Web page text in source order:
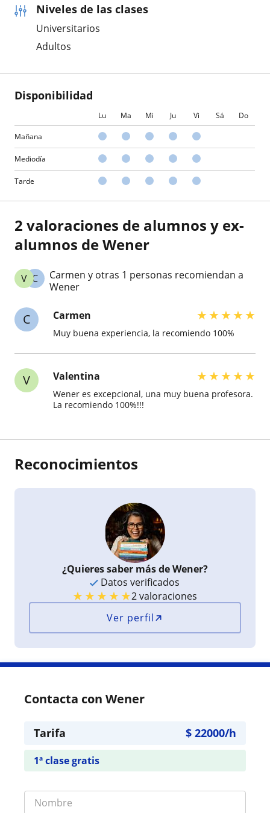
Niveles de las clases
Universitarios
Adultos
Disponibilidad
Lu Ma Mi Ju Vi Sá Do
Mañana
Mediodía
Tarde
2 valoraciones de alumnos y ex-
alumnos de Wener
C
V
Carmen y otras 1 personas recomiendan a
Wener
C Carmen ★★★★★
Muy buena experiencia, la recomiendo 100%
V Valentina ★★★★★
Wener es excepcional, una muy buena profesora.
La recomiendo 100%!!!
Reconocimientos
¿Quieres saber más de Wener?
Datos verificados
★★★★★2 valoraciones
Ver perfil
Contacta con Wener
Tarifa $ 22000/h
1ª clase gratis